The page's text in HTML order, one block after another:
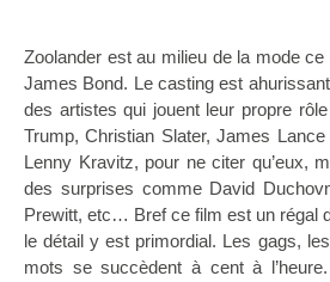
Zoolander est au milieu de la mode ce
James Bond. Le casting est
des artistes qui jouent leur propre
Trump, Christian Slater, James
Lenny Kravitz, pour ne citer qu’eux,
des surprises comme David
Prewitt, etc… Bref ce film est un régal
le détail y est primordial. Les gags,
mots se succèdent à cent à